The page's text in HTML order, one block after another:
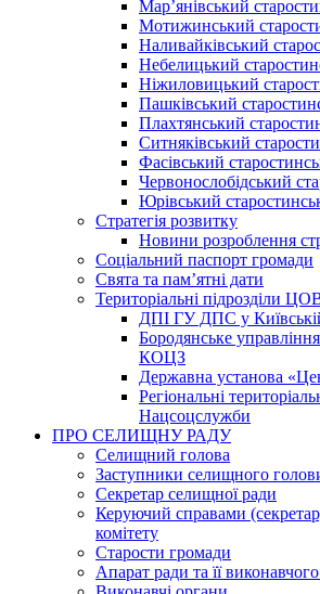
Мар’янівський
Мотижинський
Наливайківський
Небелицький
Ніжиловицький
Пашківський
Плахтянський
Ситняківський
Фасівський
Червонослобідський
Юрівський
Стратегія розвитку
Новини розроблення
Соціальний паспорт громади
Свята та пам’ятні дати
Територіальні підрозділи
ДПІ ГУ ДПС у
Бородянське управління
КОЦЗ
Державна установа
Регіональні
Нацсоцслужби
ПРО СЕЛИЩНУ РАДУ
Селищний голова
Заступники селищного
Секретар селищної ради
Керуючий справами
комітету
Старости громади
Апарат ради та її